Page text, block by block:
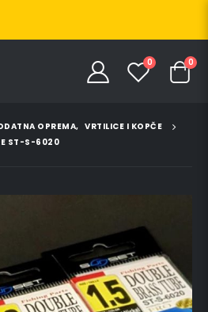
0 0
OPREMA, VRTILICE I KOPČE
ST-S-6020